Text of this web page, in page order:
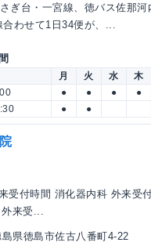
さぎ台・一宮線、徳バス佐那河
わせて1日34便が、...
月 火 水 木
● ● ● ●
● ●
受付時間 消化器内科 外来受
来受...
県徳島市佐古八番町4-22